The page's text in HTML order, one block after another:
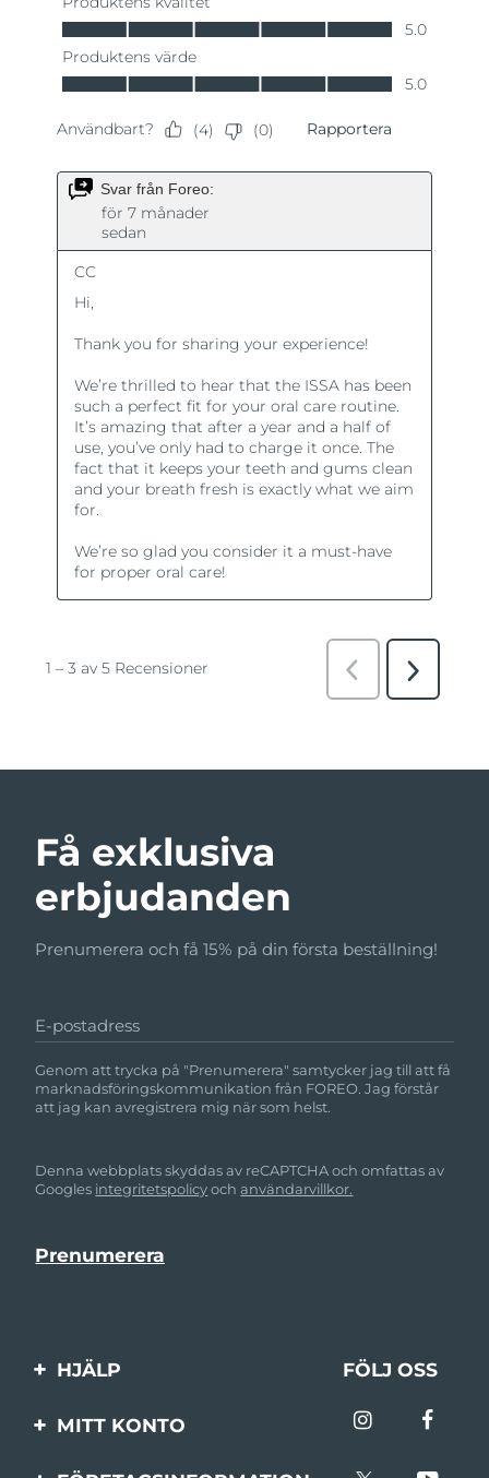
Få exklusiva
erbjudanden
Prenumerera och få 15% på din första beställning!
E-postadress
Genom att trycka på "Prenumerera" samtycker jag till att få
marknadsföringskommunikation från FOREO. Jag förstår
att jag kan avregistrera mig när som helst.
Denna webbplats skyddas av reCAPTCHA och omfattas av
Googles integritetspolicyochanvändarvillkor.
HJÄLP
Kontakta oss
FÖLJ OSS
MITT KONTO
Produktregistrering